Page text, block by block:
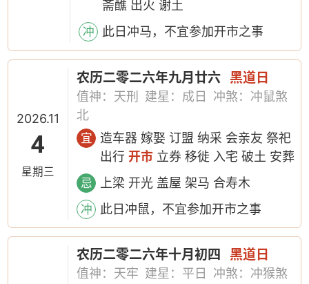
斋醮 出火 谢土
冲 此日冲马，不宜参加开市之事
2026.11
4
星期三
农历二零二六年九月廿六 黑道日
值神：天刑 建星：成日
冲煞：冲鼠煞
北
宜
造车器 嫁娶 订盟 纳采 会亲友 祭祀
出行开市 立券 移徙 入宅 破土 安葬
忌 上梁 开光 盖屋 架马 合寿木
冲 此日冲鼠，不宜参加开市之事
农历二零二六年十月初四 黑道日
值神：天牢 建星：平日
冲煞：冲猴煞